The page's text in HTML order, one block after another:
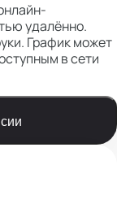
удалённо.
График может
в сети